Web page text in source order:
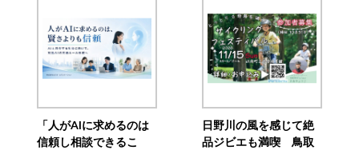
「人がAIに求めるのは
信頼し相談できるこ
日野川の風を感じて絶
品ジビエも満喫 鳥取